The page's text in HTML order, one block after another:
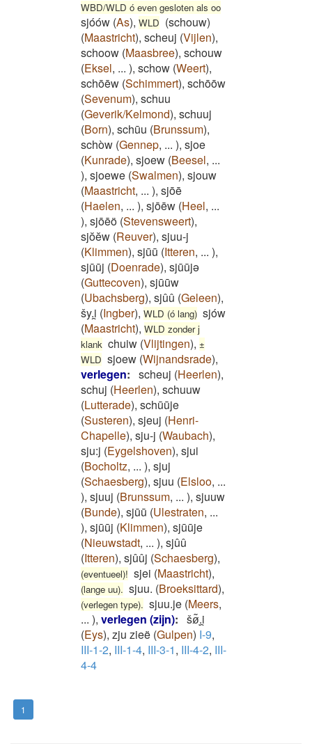
WBD/WLD ó even gesloten als oo
sjóów (As), WLD (schouw)
(Maastricht), scheuj (Vijlen),
schoow (Maasbree), schouw
(Eksel, ... ), schow (Weert),
schōēw (Schimmert), schōōw
(Sevenum), schuu
(Geverik/Kelmond), schuuj
(Born), schūu (Brunssum),
schòw (Gennep, ... ), sjoe
(Kunrade), sjoew (Beesel, ...
), sjoewe (Swalmen), sjouw
(Maastricht, ... ), sjōē
(Haelen, ... ), sjōēw (Heel, ...
), sjōēö (Stevensweert),
sjŏĕw (Reuver), sjuu-j
(Klimmen), sjūū (Itteren, ... ),
sjūūj (Doenrade), sjūūjə
(Guttecoven), sjūūw
(Ubachsberg), sjûû (Geleen),
šy.i̯ (Ingber), WLD (ó lang) sjów
(Maastricht), WLD zonder j
klank chuiw (Vlijtingen), ±
WLD sjoew (Wijnandsrade),
verlegen: scheuj (Heerlen),
schuj (Heerlen), schuuw
(Lutterade), schūūje
(Susteren), sjeuj (Henri-
Chapelle), sju-j (Waubach),
sju:j (Eygelshoven), sjui
(Bocholtz, ... ), sjuj
(Schaesberg), sjuu (Elsloo, ...
), sjuuj (Brunssum, ... ), sjuuw
(Bunde), sjūū (Ulestraten, ...
), sjūūj (Klimmen), sjūūje
(Nieuwstadt, ... ), sjûû
(Itteren), sjûûj (Schaesberg),
(eventueel)! sjei (Maastricht),
(lange uu). sjuu. (Broeksittard),
(verlegen type). sjuu.je (Meers,
... ), verlegen (zijn): šø͂ͅ.i̯
(Eys), zju zieë (Gulpen) I-9,
III-1-2, III-1-4, III-3-1, III-4-2, III-
4-4
1